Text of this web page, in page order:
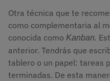
Otra técnica que te
como complementaria al
conocida como Kanban.
anterior. Tendrás que
tablero o un papel: tareas
terminadas. De esta